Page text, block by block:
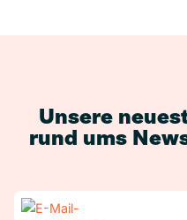
Unsere
rund ums